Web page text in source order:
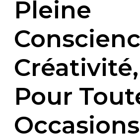
Pleine
Pour
Occasions